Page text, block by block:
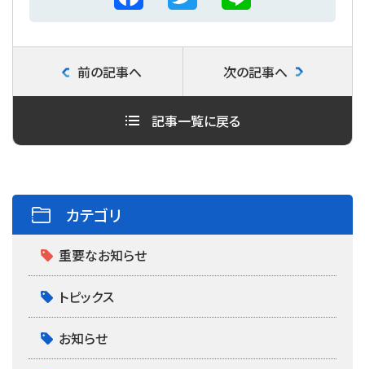
a
c
e
o
k
w
i
t
e
i
n
e
前の記事へ
記事一覧に戻る
次の記事へ
カテゴリ
重要なお知らせ
トピックス
お知らせ